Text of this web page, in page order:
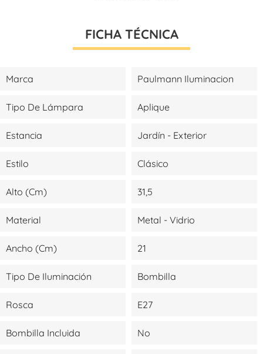
FICHA TÉCNICA
Marca Paulmann Iluminacion
Tipo De Lámpara Aplique
Estancia Jardín - Exterior
Estilo Clásico
Alto (cm) 31,5
Material Metal - Vidrio
Ancho (cm) 21
Tipo De Iluminación Bombilla
Rosca E27
Bombilla Incluida No